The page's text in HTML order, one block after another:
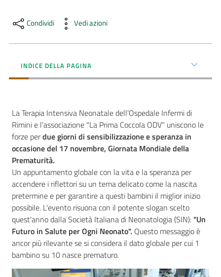
Dedicato
a...
Concorsi
Seguici
su
Condividi Vedi azioni
INDICE DELLA PAGINA
La Terapia Intensiva Neonatale dell'Ospedale Infermi di
Rimini e l’associazione "La Prima Coccola ODV" uniscono le
forze perdue giorni di sensibilizzazione e speranza in
occasione del 17 novembre, Giornata Mondiale della
Prematurità.
Un appuntamento globale con la vita e la speranza per
accendere i riflettori su un tema delicato come la nascita
pretermine e per garantire a questi bambini il miglior inizio
possibile. L'evento risuona con il potente slogan scelto
quest'anno dalla Società Italiana di Neonatologia (SIN): "Un
Futuro in Salute per Ogni Neonato". Questo messaggio è
ancor più rilevante se si considera il dato globale per cui 1
bambino su 10 nasce prematuro.